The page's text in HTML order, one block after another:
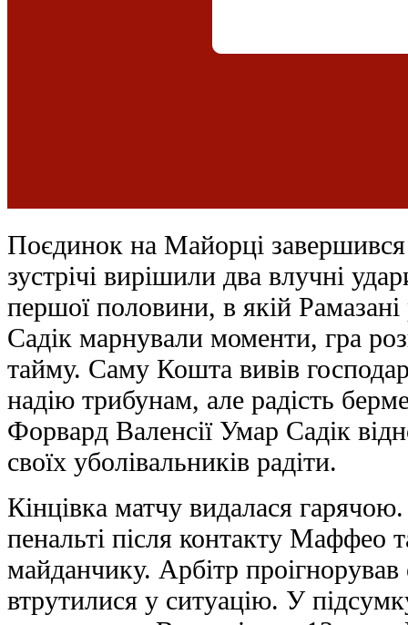
Поєдинок на Майорці
зустрічі вирішили два влучні
першої половини, в якій
Садік марнували моменти, гра
тайму. Саму Кошта вивів
надію трибунам, але радість
Форвард Валенсії Умар Садік
своїх уболівальників радіти.
Кінцівка матчу видалася
пенальті після контакту Маффео
майданчику. Арбітр проігнорував
втрутилися у ситуацію. У